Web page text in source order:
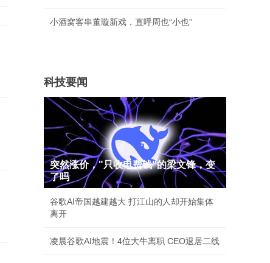
小酒窝客串董璇新戏，直呼周也“小也”
科技要闻
突然涨价，"只收电费钱"的梁文锋，变
了吗
谷歌AI帝国越建越大 打江山的人却开始集体
离开
凌晨谷歌AI地震！4位大牛离职 CEO退居二线